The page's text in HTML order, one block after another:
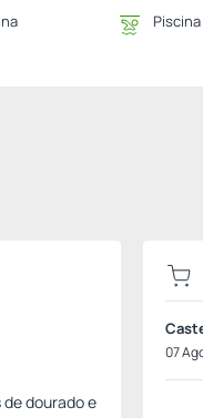
dourado e
07